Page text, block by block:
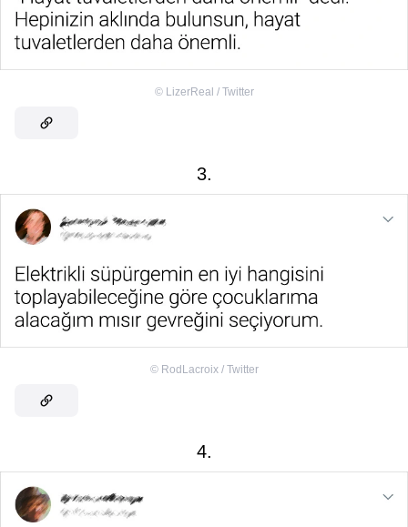
© LizerReal / Twitter
3.
© RodLacroix / Twitter
4.